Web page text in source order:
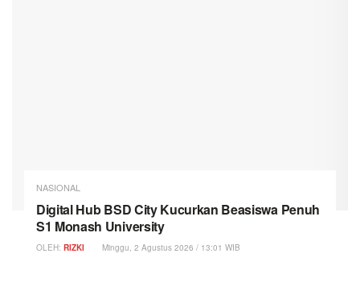
NASIONAL
Digital Hub BSD City Kucurkan Beasiswa Penuh
S1 Monash University
OLEH: RIZKI Minggu, 2 Agustus 2026 / 13:01 WIB